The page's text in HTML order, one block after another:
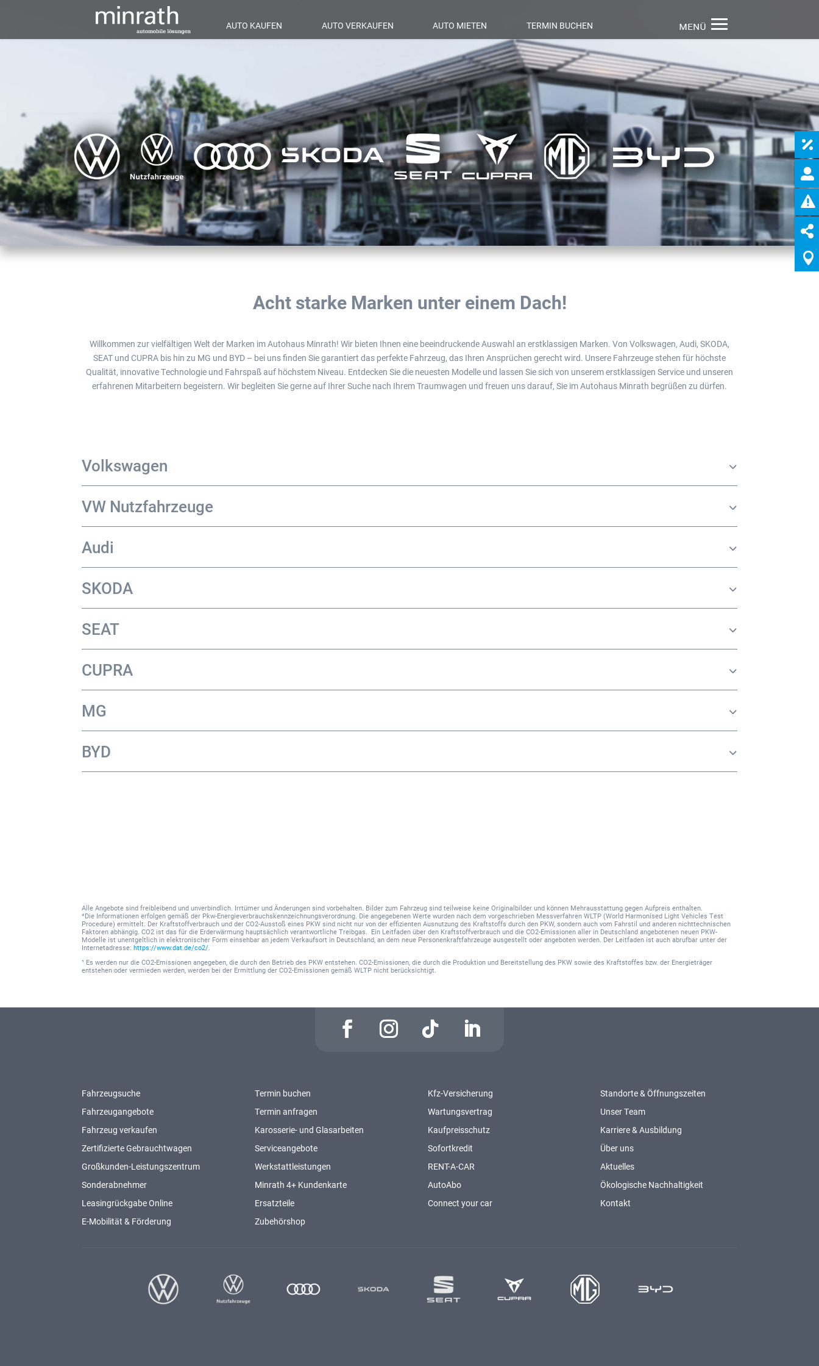
AUTO KAUFEN AUTO VERKAUFEN AUTO MIETEN TERMIN BUCHEN
Acht starke Marken unter einem Dach!
Willkommen zur vielfältigen Welt der Marken im Autohaus Minrath! Wir bieten Ihnen eine beeindruckende Auswahl an erstklassigen Marken. Von Volkswagen, Audi, SKODA,
SEAT und CUPRA bis hin zu MG und BYD – bei uns finden Sie garantiert das perfekte Fahrzeug, das Ihren Ansprüchen gerecht wird. Unsere Fahrzeuge stehen für höchste
Qualität, innovative Technologie und Fahrspaß auf höchstem Niveau. Entdecken Sie die neuesten Modelle und lassen Sie sich von unserem erstklassigen Service und unseren
erfahrenen Mitarbeitern begeistern. Wir begleiten Sie gerne auf Ihrer Suche nach Ihrem Traumwagen und freuen uns darauf, Sie im Autohaus Minrath begrüßen zu dürfen.
Volkswagen
VW Nutzfahrzeuge
Audi
SKODA
SEAT
CUPRA
MG
BYD
Alle Angebote sind freibleibend und unverbindlich. Irrtümer und Änderungen sind vorbehalten. Bilder zum Fahrzeug sind teilweise keine Originalbilder und können Mehrausstattung gegen Aufpreis enthalten.
*Die Informationen erfolgen gemäß der Pkw-Energieverbrauchskennzeichnungsverordnung. Die angegebenen Werte wurden nach dem vorgeschrieben Messverfahren WLTP (World Harmonised Light Vehicles Test
Procedure) ermittelt. Der Kraftstoffverbrauch und der CO2-Ausstoß eines PKW sind nicht nur von der effizienten Ausnutzung des Kraftstoffs durch den PKW, sondern auch vom Fahrstil und anderen nichttechnischen
Faktoren abhängig. CO2 ist das für die Erderwärmung hauptsächlich verantwortliche Treibgas. Ein Leitfaden über den Kraftstoffverbrauch und die CO2-Emissionen aller in Deutschland angebotenen neuen PKW-
Modelle ist unentgeltlich in elektronischer Form einsehbar an jedem Verkaufsort in Deutschland, an dem neue Personenkraftfahrzeuge ausgestellt oder angeboten werden. Der Leitfaden ist auch abrufbar unter der
Internetadresse:https://www.dat.de/co2/.
¹ Es werden nur die CO2-Emissionen angegeben, die durch den Betrieb des PKW entstehen. CO2-Emissionen, die durch die Produktion und Bereitstellung des PKW sowie des Kraftstoffes bzw. der Energieträger
entstehen oder vermieden werden, werden bei der Ermittlung der CO2-Emissionen gemäß WLTP nicht berücksichtigt.
Fahrzeugsuche
Fahrzeugangebote
Fahrzeug verkaufen
Zertifizierte Gebrauchtwagen
Großkunden-Leistungszentrum
Sonderabnehmer
Leasingrückgabe Online
E-Mobilität & Förderung
Termin buchen
Termin anfragen
Karosserie- und Glasarbeiten
Serviceangebote
Werkstattleistungen
Minrath 4+ Kundenkarte
Ersatzteile
Zubehörshop
Kfz-Versicherung
Wartungsvertrag
Kaufpreisschutz
Sofortkredit
RENT-A-CAR
AutoAbo
Connect your car
Standorte & Öffnungszeiten
Unser Team
Karriere & Ausbildung
Über uns
Aktuelles
Ökologische Nachhaltigkeit
Kontakt




